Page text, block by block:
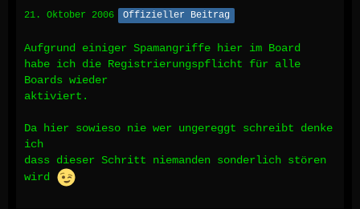
21. Oktober 2006 Offizieller Beitrag
Aufgrund einiger Spamangriffe hier im Board
habe ich die Registrierungspflicht für alle
Boards wieder
aktiviert.
Da hier sowieso nie wer ungereggt schreibt denke
ich
dass dieser Schritt niemanden sonderlich stören
wird